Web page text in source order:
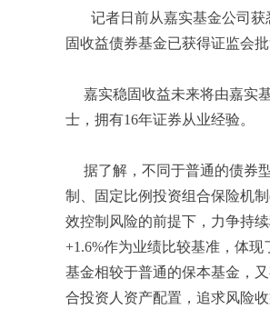
记者日前从嘉实基金公司获
固收益债券基金已获得证监会
嘉实稳固收益未来将由嘉实
士，拥有16年证券从业经验。
据了解，不同于普通的债券
制、固定比例投资组合保险机
效控制风险的前提下，力争持
+1.6%作为业绩比较基准，体
基金相较于普通的保本基金，
合投资人资产配置，追求风险收